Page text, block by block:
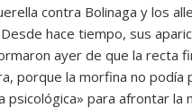
contra Bolinaga y los
hace tiempo, sus
ayer de que la recta
porque la morfina no podía
psicológica» para afrontar la